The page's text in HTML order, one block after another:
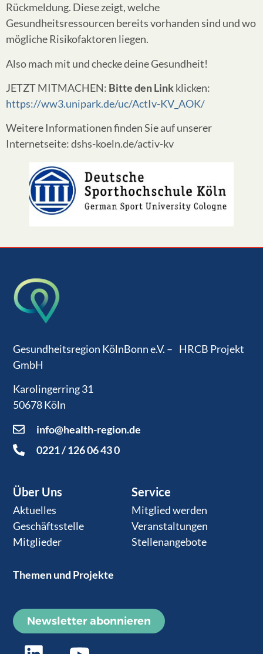
Rückmeldung. Diese zeigt, welche
Gesundheitsressourcen bereits vorhanden sind und wo
mögliche Risikofaktoren liegen.
Also mach mit und checke deine Gesundheit!
JETZT MITMACHEN: Bitte den Linkklicken:
https://ww3.unipark.de/uc/ActIv-KV_AOK/
Weitere Informationen finden Sie auf unserer
Internetseite: dshs-koeln.de/activ-kv
Gesundheitsregion KölnBonn e.V. – HRCB Projekt
GmbH
Karolingerring 31
50678 Köln
info@health-region.de
0221 / 126 06 43 0
Über Uns
Aktuelles
Geschäftsstelle
Mitglieder
Themen und Projekte
Service
Mitglied werden
Veranstaltungen
Stellenangebote
Newsletter abonnieren